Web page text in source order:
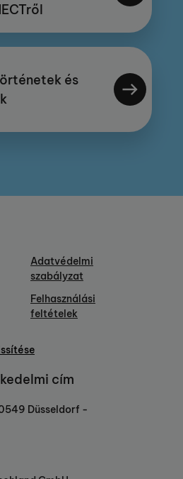
és
Adatvédelmi
szabályzat
Felhasználási
feltételek
cím
Düsseldorf -